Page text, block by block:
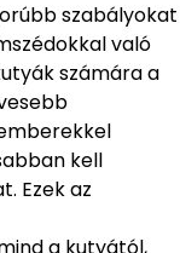
szabályokat
való
számára a
kell
Ezek az